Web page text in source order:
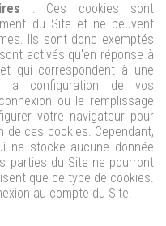
: Ces cookies sont
du Site et ne peuvent
Ils sont donc exemptés
activés qu'en réponse à
qui correspondent à une
la configuration de vos
ou le remplissage
votre navigateur pour
de ces cookies. Cependant,
ne stocke aucune donnée
parties du Site ne pourront
que ce type de cookies.
au compte du Site.